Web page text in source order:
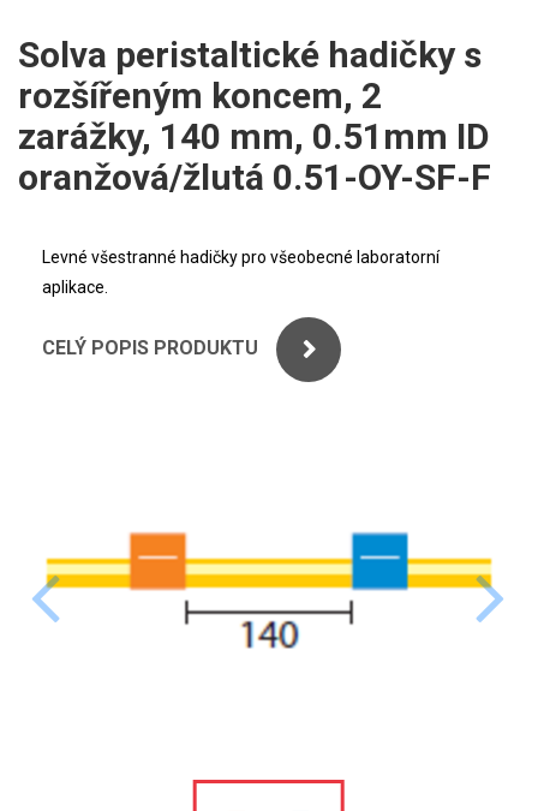
PERKINELMER
SHIMADZU
THERMO ELECTRON (UNICAM)
STANDARDY
PERKINELMER
UV-VIS FLUO
Příprava vzorků
Solva peristaltické hadičky s
rozšířeným koncem, 2
zarážky, 140 mm, 0.51mm ID
oranžová/žlutá 0.51-OY-SF-F
Levné všestranné hadičky pro všeobecné laboratorní
aplikace.
CELÝ POPIS PRODUKTU